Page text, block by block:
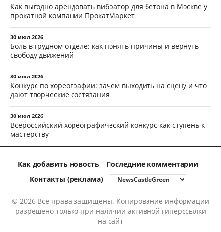
Как выгодно арендовать вибратор для бетона в Москве у
прокатной компании ПрокатМаркет
30 июл 2026
Боль в грудном отделе: как понять причины и вернуть
свободу движений
30 июл 2026
Конкурс по хореографии: зачем выходить на сцену и что
дают творческие состязания
30 июл 2026
Всероссийский хореографический конкурс как ступень к
мастерству
Как добавить новость
Последние комментарии
Контакты (реклама)
© 2026 Все права защищены. Копирование информации
разрешено только при наличии активной гиперссылки
на сайт